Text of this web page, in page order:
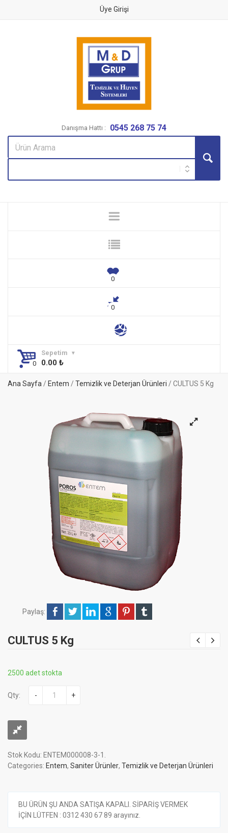
Üye Girişi
Danışma Hattı : 0545 268 75 74
Sepetim
0.00 ₺
Ana Sayfa/ Entem / Temizlik ve Deterjan Ürünleri / CULTUS 5 Kg
Paylaş:
CULTUS 5 Kg
2500 adet stokta
Qty: - +
Stok Kodu: ENTEM000008-3-1 .
Categories: Entem, Saniter Ürünler, Temizlik ve Deterjan Ürünleri
BU ÜRÜN ŞU ANDA SATIŞA KAPALI. SİPARİŞ VERMEK
İÇİN LÜTFEN : 0312 430 67 89 arayınız.